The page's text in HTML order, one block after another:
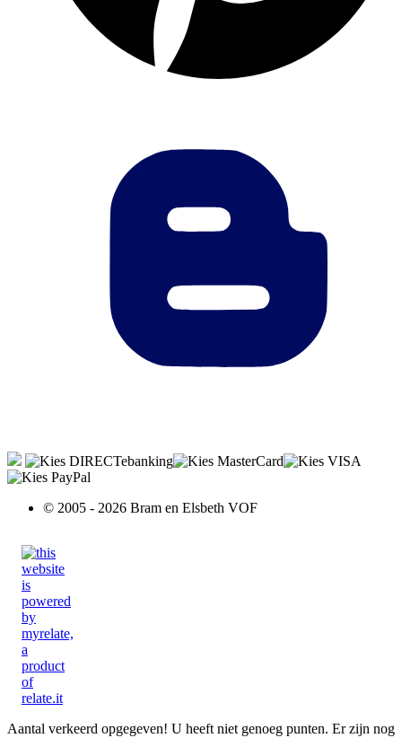
© 2005 - 2026 Bram en Elsbeth VOF
Aantal verkeerd opgegeven! U heeft niet genoeg punten. Er zijn nog